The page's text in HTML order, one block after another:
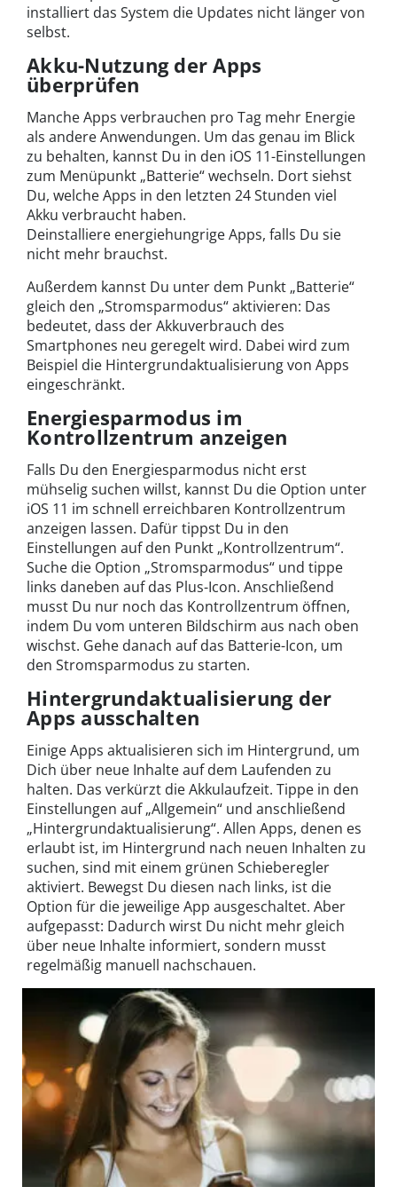
installiert das System die Updates nicht länger von
selbst.
Akku-Nutzung der Apps
überprüfen
Manche Apps verbrauchen pro Tag mehr Energie
als andere Anwendungen. Um das genau im Blick
zu behalten, kannst Du in den iOS 11-Einstellungen
zum Menüpunkt „Batterie“ wechseln. Dort siehst
Du, welche Apps in den letzten 24 Stunden viel
Akku verbraucht haben.
Deinstalliere energiehungrige Apps, falls Du sie
nicht mehr brauchst.
Außerdem kannst Du unter dem Punkt „Batterie“
gleich den „Stromsparmodus“ aktivieren: Das
bedeutet, dass der Akkuverbrauch des
Smartphones neu geregelt wird. Dabei wird zum
Beispiel die Hintergrundaktualisierung von Apps
eingeschränkt.
Energiesparmodus im
Kontrollzentrum anzeigen
Falls Du den Energiesparmodus nicht erst
mühselig suchen willst, kannst Du die Option unter
iOS 11 im schnell erreichbaren Kontrollzentrum
anzeigen lassen. Dafür tippst Du in den
Einstellungen auf den Punkt „Kontrollzentrum“.
Suche die Option „Stromsparmodus“ und tippe
links daneben auf das Plus-Icon. Anschließend
musst Du nur noch das Kontrollzentrum öffnen,
indem Du vom unteren Bildschirm aus nach oben
wischst. Gehe danach auf das Batterie-Icon, um
den Stromsparmodus zu starten.
Hintergrundaktualisierung der
Apps ausschalten
Einige Apps aktualisieren sich im Hintergrund, um
Dich über neue Inhalte auf dem Laufenden zu
halten. Das verkürzt die Akkulaufzeit. Tippe in den
Einstellungen auf „Allgemein“ und anschließend
„Hintergrundaktualisierung“. Allen Apps, denen es
erlaubt ist, im Hintergrund nach neuen Inhalten zu
suchen, sind mit einem grünen Schieberegler
aktiviert. Bewegst Du diesen nach links, ist die
Option für die jeweilige App ausgeschaltet. Aber
aufgepasst: Dadurch wirst Du nicht mehr gleich
über neue Inhalte informiert, sondern musst
regelmäßig manuell nachschauen.